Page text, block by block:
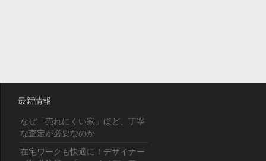
最新情報
なぜ「売れにくい家」ほど、丁寧
な査定が必要なのか
在宅ワークも快適に！デザイナー